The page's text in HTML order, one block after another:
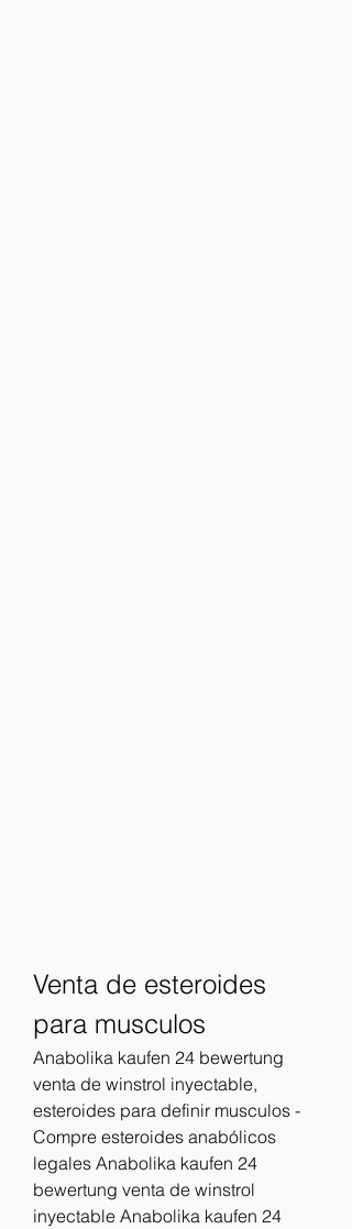
Venta de esteroides
para musculos
Anabolika kaufen 24 bewertung
venta de winstrol inyectable,
esteroides para definir musculos -
Compre esteroides anabólicos
legales Anabolika kaufen 24
bewertung venta de winstrol
inyectable Anabolika kaufen 24